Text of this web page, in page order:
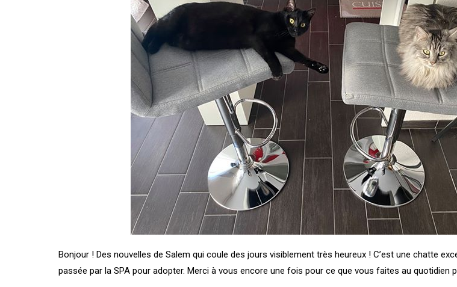
Bonjour ! Des nouvelles de Salem qui coule des jours visiblement très heureux ! C’est une chatte
passée par la SPA pour adopter. Merci à vous encore une fois pour ce que vous faites au quotidien